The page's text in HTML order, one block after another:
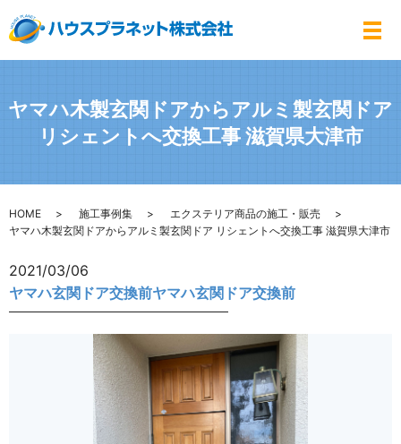
メ
ヤマハ木製玄関ドアからアルミ製玄関ドア
リシェントへ交換工事 滋賀県大津市
HOME 施工事例集
エクステリア商品の施工・販売
ヤマハ木製玄関ドアからアルミ製玄関ドア リシェントへ交換工事 滋賀県大津市
2021/03/06
ヤマハ玄関ドア交換前ヤマハ玄関ドア交換前